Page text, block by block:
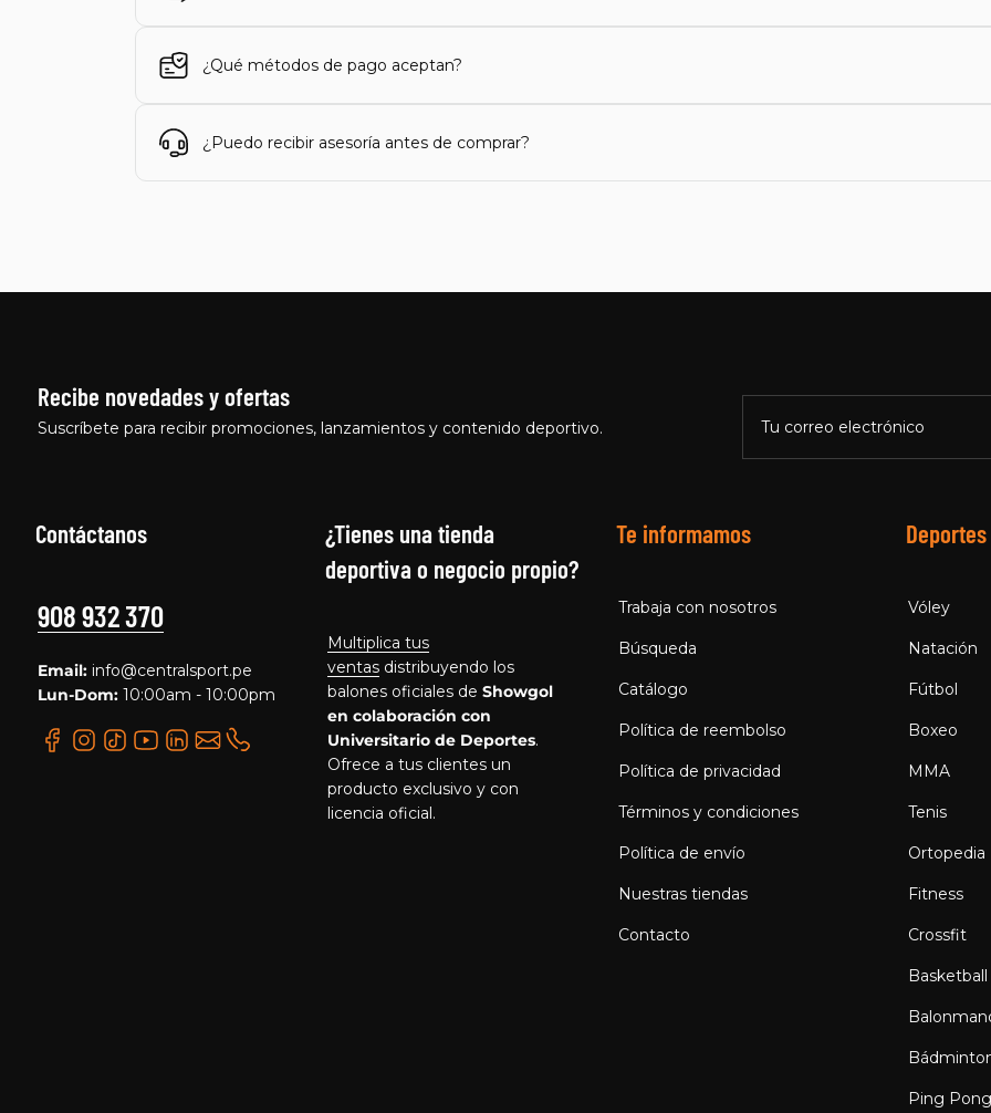
¿Qué métodos de pago aceptan?
¿Puedo recibir asesoría antes de comprar?
Recibe novedades y ofertas
Suscríbete para recibir promociones, lanzamientos y contenido deportivo. Tu correo electrónico
Contáctanos
908 932 370
Email: info@centralsport.pe
Lun-Dom: 10:00am - 10:00pm
¿Tienes una tienda
deportiva o negocio propio?
Multiplica tus
ventas distribuyendo los
balones oficiales deShowgol
en colaboración con
Universitario de Deportes.
Ofrece a tus clientes un
producto exclusivo y con
licencia oficial.
Te informamos
Trabaja con nosotros
Búsqueda
Catálogo
Política de reembolso
Política de privacidad
Términos y condiciones
Política de envío
Nuestras tiendas
Contacto
Deportes
Vóley
Natación
Fútbol
Boxeo
MMA
Tenis
Ortopedia
Fitness
Crossfit
Basketball
Ping Pong